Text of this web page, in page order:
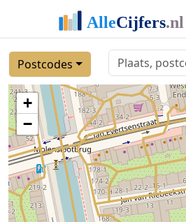
Postcodes
+
−